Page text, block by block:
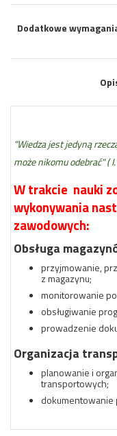
Dodatkowe
"Wiedza jest jedyną
może nikomu odebrać" (
W trakcie nauki
wykonywania
zawodowych:
Obsługa
przyjmowanie,
z magazynu;
monitorowanie
obsługiwanie
prowadzenie
Organizacja
planowanie i
transportowych;